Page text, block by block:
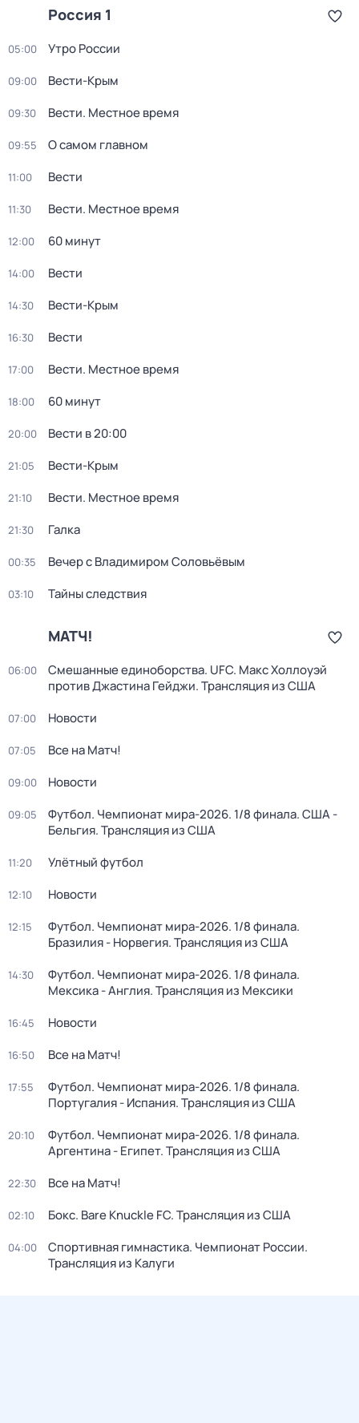
Россия 1
05:00 Утро России
09:00 Вести-Крым
09:30 Вести. Местное время
09:55 О самом главном
11:00 Вести
11:30 Вести. Местное время
12:00 60 минут
14:00 Вести
14:30 Вести-Крым
16:30 Вести
17:00 Вести. Местное время
18:00 60 минут
20:00 Вести в 20:00
21:05 Вести-Крым
21:10 Вести. Местное время
21:30 Галка
00:35 Вечер с Владимиром Соловьёвым
03:10 Тайны следствия
МАТЧ!
06:00
Смешанные единоборства. UFC. Макс Холлоуэй
против Джастина Гейджи. Трансляция из США
07:00 Новости
07:05 Все на Матч!
09:00 Новости
09:05
Футбол. Чемпионат мира-2026. 1/8 финала. США -
Бельгия. Трансляция из США
11:20 Улётный футбол
12:10 Новости
12:15
Футбол. Чемпионат мира-2026. 1/8 финала.
Бразилия - Норвегия. Трансляция из США
14:30
Футбол. Чемпионат мира-2026. 1/8 финала.
Мексика - Англия. Трансляция из Мексики
16:45 Новости
16:50 Все на Матч!
17:55
Футбол. Чемпионат мира-2026. 1/8 финала.
Португалия - Испания. Трансляция из США
20:10
Футбол. Чемпионат мира-2026. 1/8 финала.
Аргентина - Египет. Трансляция из США
22:30 Все на Матч!
02:10 Бокс. Bare Knuckle FC. Трансляция из США
04:00
Спортивная гимнастика. Чемпионат России.
Трансляция из Калуги